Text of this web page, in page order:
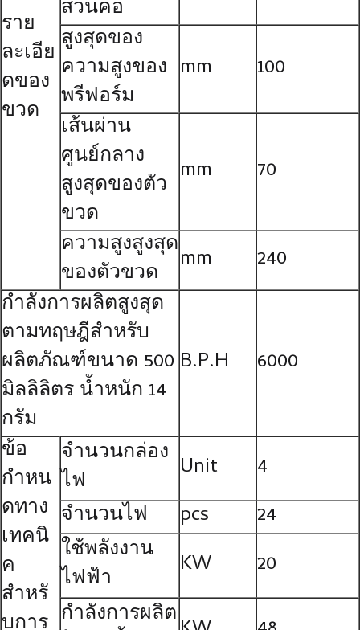
ราย
ละเอีย
ดของ
ขวด
ส่วนคอ
สูงสุดของ
ความสูงของ
พรีฟอร์ม
mm
100
เส้นผ่าน
ศูนย์กลาง
สูงสุดของตัว
ขวด
mm 70
ความสูงสูงสุด
ของตัวขวด
mm
240
กำลังการผลิตสูงสุด
ตามทฤษฎีสำหรับ
ผลิตภัณฑ์ขนาด 500
มิลลิลิตร น้ำหนัก 14
กรัม
B.P.H 6000
ข้อ
กำหน
ดทาง
เทคนิ
ค
สำหรั
จำนวนกล่อง
ไฟ
Unit
4
จำนวนไฟ
pcs
24
ใช้พลังงาน
ไฟฟ้า
KW
20
กำลังการผลิต